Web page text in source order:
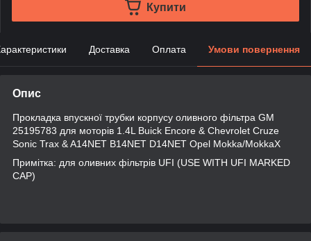
Купити
Доставка Оплата Умови повернення
Опис
Прокладка впускної трубки корпусу оливного фільтра GM
25195783 для моторів 1.4L Buick Encore & Chevrolet Cruze
Sonic Trax & A14NET B14NET D14NET Opel Mokka/MokkaX
Примітка: для оливних фільтрів UFI (USE WITH UFI MARKED
CAP)